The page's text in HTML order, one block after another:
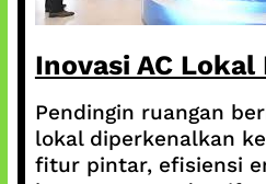
Inovasi AC Lokal
Pendingin ruangan
lokal diperkenalkan
fitur pintar, efisiensi